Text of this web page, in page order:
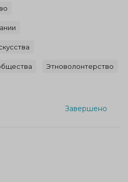
Этноволонтерство
Завершено